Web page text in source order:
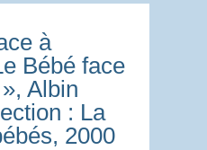
à
Bébé face
Albin
: La
2000